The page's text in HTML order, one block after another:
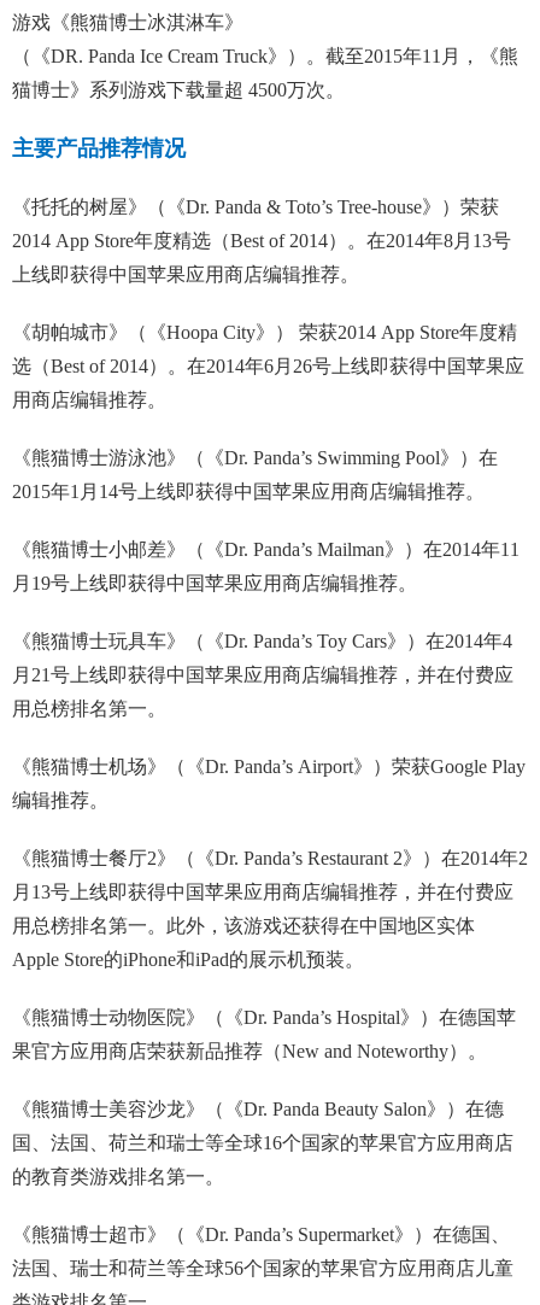
游戏《熊猫博士冰淇淋车》
（《DR. Panda Ice Cream Truck》）。截至2015年11月，《熊
猫博士》系列游戏下载量超 4500万次。
主要产品推荐情况
《托托的树屋》（《Dr. Panda & Toto’s Tree-house》）荣获
2014 App Store年度精选（Best of 2014）。在2014年8月13号
上线即获得中国苹果应用商店编辑推荐。
《胡帕城市》（《Hoopa City》） 荣获2014 App Store年度精
选（Best of 2014）。在2014年6月26号上线即获得中国苹果应
用商店编辑推荐。
《熊猫博士游泳池》（《Dr. Panda’s Swimming Pool》）在
2015年1月14号上线即获得中国苹果应用商店编辑推荐。
《熊猫博士小邮差》（《Dr. Panda’s Mailman》）在2014年11
月19号上线即获得中国苹果应用商店编辑推荐。
《熊猫博士玩具车》（《Dr. Panda’s Toy Cars》）在2014年4
月21号上线即获得中国苹果应用商店编辑推荐，并在付费应
用总榜排名第一。
《熊猫博士机场》（《Dr. Panda’s Airport》）荣获Google Play
编辑推荐。
《熊猫博士餐厅2》（《Dr. Panda’s Restaurant 2》）在2014年2
月13号上线即获得中国苹果应用商店编辑推荐，并在付费应
用总榜排名第一。此外，该游戏还获得在中国地区实体
Apple Store的iPhone和iPad的展示机预装。
《熊猫博士动物医院》（《Dr. Panda’s Hospital》）在德国苹
果官方应用商店荣获新品推荐（New and Noteworthy）。
《熊猫博士美容沙龙》（《Dr. Panda Beauty Salon》）在德
国、法国、荷兰和瑞士等全球16个国家的苹果官方应用商店
的教育类游戏排名第一。
《熊猫博士超市》（《Dr. Panda’s Supermarket》）在德国、
法国、瑞士和荷兰等全球56个国家的苹果官方应用商店儿童